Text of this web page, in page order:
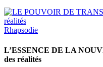
Rhapsodie
L’ESSENCE DE LA
des réalités